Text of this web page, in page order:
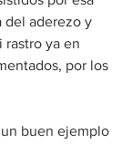
del aderezo y
rastro ya en
por los
un buen ejemplo